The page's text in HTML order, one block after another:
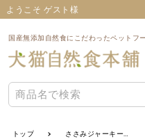
ようこそ ゲスト様
国産無添加自然食にこだわったペットフ
トップ ささみジャーキーの商品一覧